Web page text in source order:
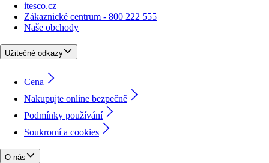
itesco.cz
Zákaznické centrum - 800 222 555
Naše obchody
Užitečné odkazy
Cena
Nakupujte online bezpečně
Podmínky používání
Soukromí a cookies
O nás